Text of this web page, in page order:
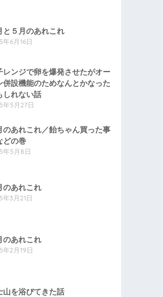
と５月のあれこれ
年6月16日
レンジで卵を爆発させたがオー
併設機能のためなんとかなった
しれない話
年5月27日
のあれこれ／飴ちゃん買った事
どの巻
年5月8日
のあれこれ
年3月21日
のあれこれ
年2月19日
山を浴びてきた話